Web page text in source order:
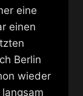
eine
einen
Berlin
wieder